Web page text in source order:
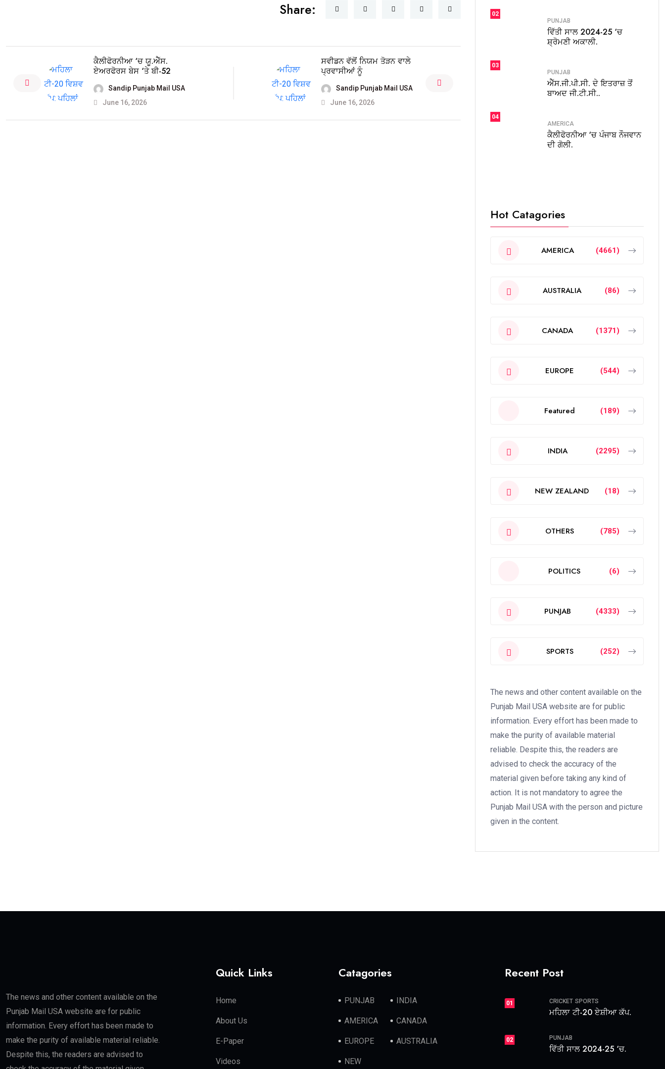
Share:
ਕੈਲੀਫੋਰਨੀਆ ‘ਚ ਯੂ.ਐੱਸ.
ਏਅਰਫੋਰਸ ਬੇਸ ‘ਤੇ ਬੀ-52
Sandip Punjab Mail USA
June 16, 2026
ਸਵੀਡਨ ਵੱਲੋਂ ਨਿਯਮ ਤੋੜਨ ਵਾਲੇ
ਪ੍ਰਵਾਸੀਆਂ ਨੂੰ
Sandip Punjab Mail USA
June 16, 2026
02
PUNJAB
ਵਿੱਤੀ ਸਾਲ 2024-25 ‘ਚ
ਸ਼੍ਰੋਮਣੀ ਅਕਾਲੀ.
03
PUNJAB
ਐੱਸ.ਜੀ.ਪੀ.ਸੀ. ਦੇ ਇਤਰਾਜ਼ ਤੋਂ
ਬਾਅਦ ਜੀ.ਟੀ.ਸੀ..
04
AMERICA
ਕੈਲੀਫੋਰਨੀਆ ‘ਚ ਪੰਜਾਬ ਨੌਜਵਾਨ
ਦੀ ਗੋਲੀ.
Hot Catagories
AMERICA (4661)
AUSTRALIA (86)
CANADA (1371)
EUROPE (544)
Featured (189)
INDIA (2295)
NEW ZEALAND (18)
OTHERS (785)
POLITICS (6)
PUNJAB (4333)
SPORTS (252)
The news and other content available on the
Punjab Mail USA website are for public
information. Every effort has been made to
make the purity of available material
reliable. Despite this, the readers are
advised to check the accuracy of the
material given before taking any kind of
action. It is not mandatory to agree the
Punjab Mail USA with the person and picture
given in the content.
The news and other content available on the
Punjab Mail USA website are for public
information. Every effort has been made to
make the purity of available material reliable.
Despite this, the readers are advised to
Quick Links
Home
About Us
E-Paper
Videos
Catagories
PUNJAB INDIA
AMERICA CANADA
EUROPE AUSTRALIA
NEW
Recent Post
01 CRICKET SPORTS
ਮਹਿਲਾ ਟੀ-20 ਏਸ਼ੀਆ ਕੱਪ.
02 PUNJAB
ਵਿੱਤੀ ਸਾਲ 2024-25 ‘ਚ.